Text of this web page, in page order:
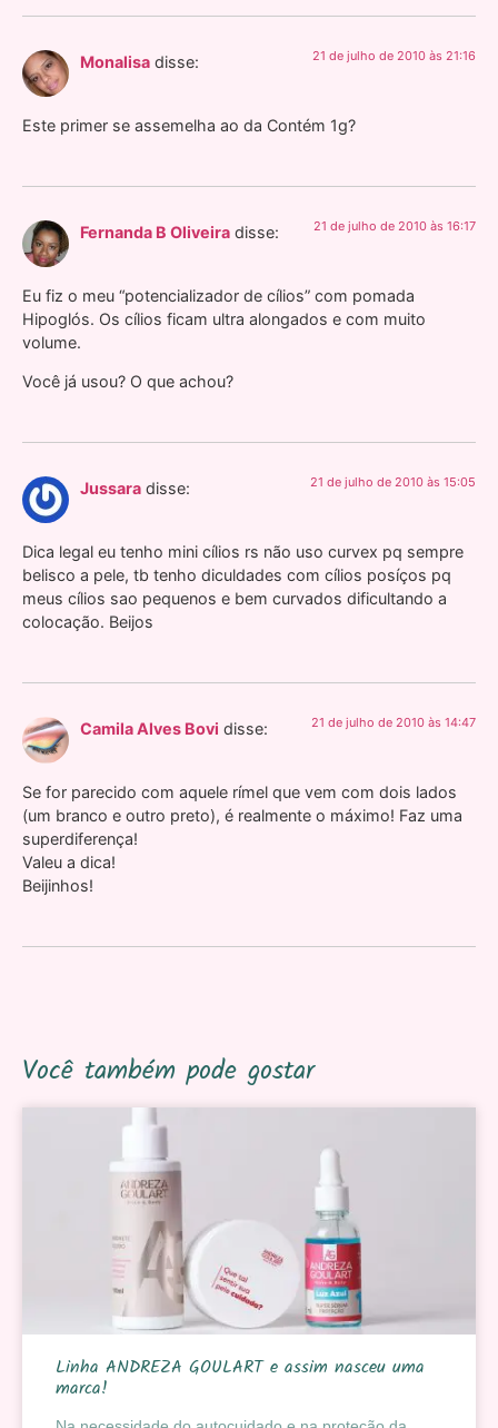
Monalisa disse: 21 de julho de 2010 às 21:16
Este primer se assemelha ao da Contém 1g?
Fernanda B Oliveira disse: 21 de julho de 2010 às 16:17
Eu fiz o meu “potencializador de cílios” com pomada
Hipoglós. Os cílios ficam ultra alongados e com muito
volume.
Você já usou? O que achou?
Jussara disse: 21 de julho de 2010 às 15:05
Dica legal eu tenho mini cílios rs não uso curvex pq sempre
belisco a pele, tb tenho diculdades com cílios posíços pq
meus cílios sao pequenos e bem curvados dificultando a
colocação. Beijos
Camila Alves Bovi disse: 21 de julho de 2010 às 14:47
Se for parecido com aquele rímel que vem com dois lados
(um branco e outro preto), é realmente o máximo! Faz uma
superdiferença!
Valeu a dica!
Beijinhos!
Você também pode gostar
Linha ANDREZA GOULART e assim nasceu uma
marca!